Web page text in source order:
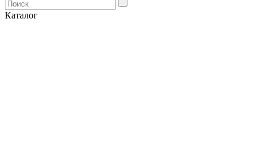
Каталог